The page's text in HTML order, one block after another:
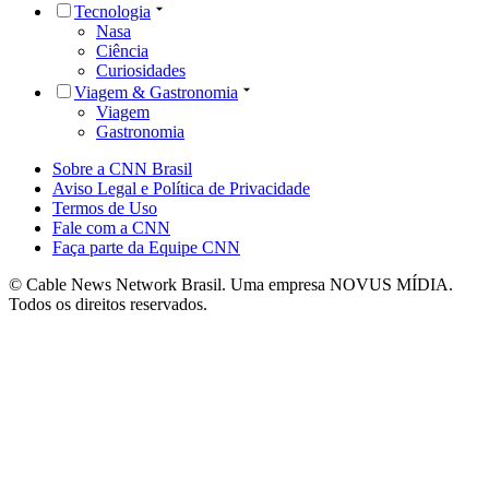
Tecnologia
Nasa
Ciência
Curiosidades
Viagem & Gastronomia
Viagem
Gastronomia
Sobre a CNN Brasil
Aviso Legal e Política de Privacidade
Termos de Uso
Fale com a CNN
Faça parte da Equipe CNN
© Cable News Network Brasil. Uma empresa NOVUS MÍDIA.
Todos os direitos reservados.